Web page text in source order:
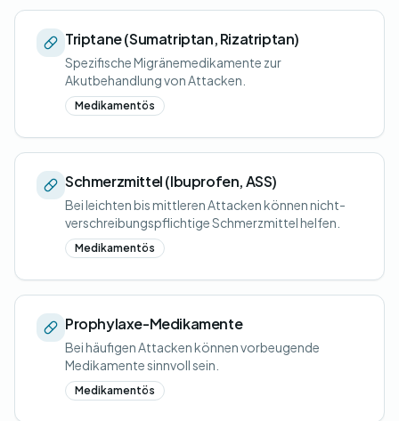
Triptane (Sumatriptan, Rizatriptan)
Spezifische Migränemedikamente zur
Akutbehandlung von Attacken.
Medikamentös
Schmerzmittel (Ibuprofen, ASS)
Bei leichten bis mittleren Attacken können nicht-
verschreibungspflichtige Schmerzmittel helfen.
Medikamentös
Prophylaxe-Medikamente
Bei häufigen Attacken können vorbeugende
Medikamente sinnvoll sein.
Medikamentös